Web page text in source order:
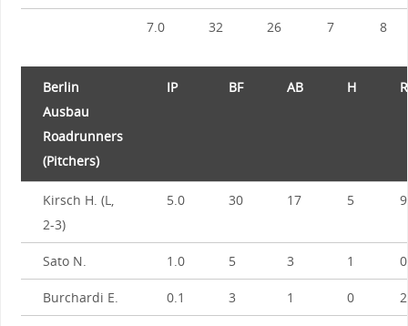
7.0 32 26 7 8
Berlin
Ausbau
Roadrunners
(Pitchers)
IP BF AB H R
Kirsch H. (L,
2-3)
5.0 30 17 5 9
Sato N. 1.0 5 3 1 0
Burchardi E. 0.1 3 1 0 2